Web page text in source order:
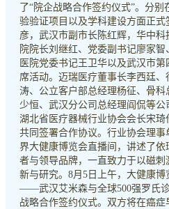
了“院企战略合作签约仪式”。分
验验证项目以及学科建设方面正
彦，武汉市副市长陈红辉，华中
院院长刘继红、党委副书记廖家
医院党委书记王卫华以及武汉市
席活动。迈瑞医疗董事长李西廷
涛、公立客户部总经理杨征、骨
少恒、武汉分公司总经理阎侃等公
湖北省医疗器械行业协会会长宋
共同签署合作协议。行业协会理事
界大健康博览会直播间，讲述了
者与领导品牌，一直致力于以磁刺
新与研究。8月5日上午，大健康
——武汉艾米森与全球500强罗氏
战略合作签约仪式。双方将在癌症